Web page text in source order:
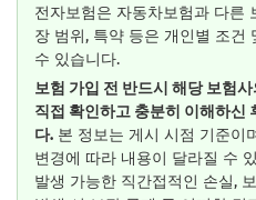
전자보험은 자동차보험과 다른
장 범위, 특약 등은 개인별 조건
수 있습니다.
보험 가입 전 반드시 해당 보험
직접 확인하고 충분히 이해하신
다. 본 정보는 게시 시점 기준이
변경에 따라 내용이 달라질 수
발생 가능한 직간접적인 손실,